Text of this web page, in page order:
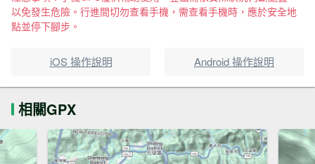
以免發生危險。行進間切勿查看手機，需查看手機時，應於安全地
點並停下腳步。
iOS 操作說明 Android 操作說明
相關GPX